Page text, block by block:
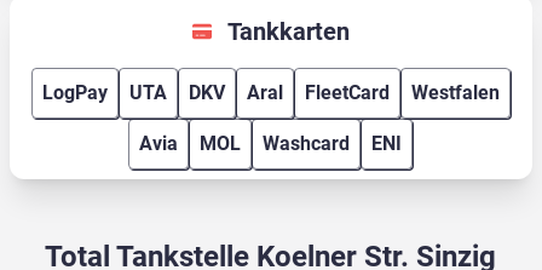
Tankkarten
LogPay UTA DKV Aral FleetCard Westfalen
Avia MOL Washcard ENI
Total Tankstelle Koelner Str. Sinzig